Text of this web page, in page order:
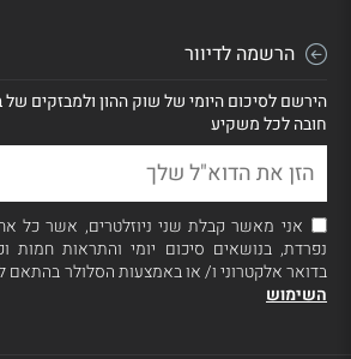
הרשמה לדיוור
הירשם לסיכום היומי של שוק ההון ולמבזקים של
חובה לכל משקיע
אני מאשר קבלת שני ניוזלטרים, אשר כל
נפרדת, בנושאים סיכום יומי והתראות חמות
בדואר אלקטרוני ו/ או באמצעות הסלולר בהתאם
השימוש